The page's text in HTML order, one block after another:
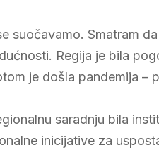
suočavamo. Smatram
Regija je bila
je došla pandemija –
saradnju bila
inicijative za